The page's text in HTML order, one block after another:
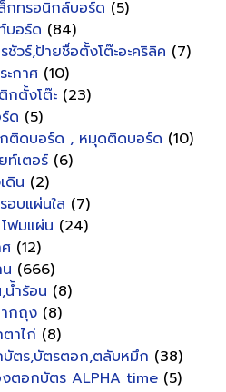
กทรอนิกส์บอร์ด (5)
บอร์ด (84)
ชัวร์,ป้ายชื่อตั้งโต๊ะอะคริลิค (7)
กาศ (10)
กตั้งโต๊ะ (23)
ด (5)
กติดบอร์ด , หมุดติดบอร์ด (10)
ท์เตอร์ (6)
ดิน (2)
อบแผ่นใส (7)
ฟมแผ่น (24)
(12)
(666)
น้ำร้อน (8)
กถุง (8)
าไก่ (8)
บัตร,บัตรตอก,ตลับหมึก (38)
งตอกบัตร ALPHA time (5)